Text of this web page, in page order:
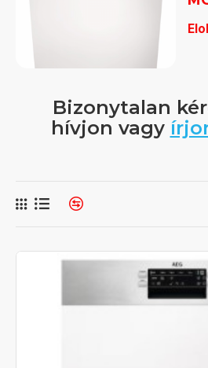
Bizonytalan
hívjon vagy